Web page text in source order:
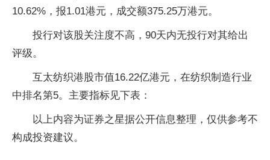
10.62%，报1.01港元，成交额375.25万港元。
投行对该股关注度不高，90天内无投行对其给出
评级。
互太纺织港股市值16.22亿港元，在纺织制造行业
中排名第5。主要指标见下表：
以上内容为证券之星据公开信息整理，仅供参考不
构成投资建议。